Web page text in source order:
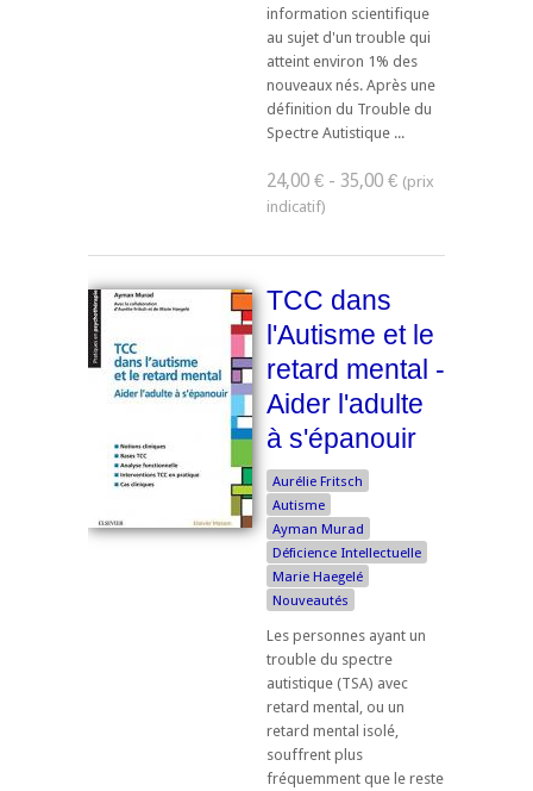
information scientifique
au sujet d'un trouble qui
atteint environ 1% des
nouveaux nés. Après une
définition du Trouble du
Spectre Autistique ...
24,00 € - 35,00 €
TCC dans
l'Autisme et le
retard mental -
Aider l'adulte
à s'épanouir
Aurélie Fritsch
Autisme
Ayman Murad
Déficience Intellectuelle
Marie Haegelé
Nouveautés
Les personnes ayant un
trouble du spectre
autistique (TSA) avec
retard mental, ou un
retard mental isolé,
souffrent plus
fréquemment que le reste